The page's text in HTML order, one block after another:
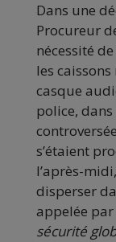
Dans une
Procureur
nécessité
les
casque
police,
s’étaient
l’après-
disperser
appelée
sécurité